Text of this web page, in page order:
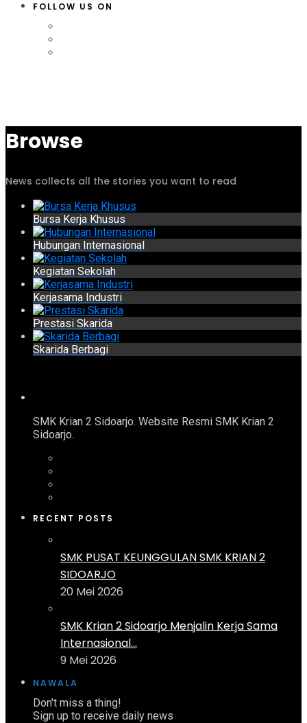
FOLLOW US ON
Browse
News collects all the stories you want to read
Bursa Kerja Khusus
Hubungan Internasional
Kegiatan Sekolah
Kerjasama Industri
Prestasi Skarida
Skarida Berbagi
SMK Krian 2 Sidoarjo. Website Resmi SMK Krian 2
Sidoarjo.
RECENT POSTS
SMK PUSAT KEUNGGULAN SMK KRIAN 2
SIDOARJO
20 Mei 2026
SMK Krian 2 Sidoarjo Menjalin Kerja Sama
Internasional...
9 Mei 2026
NAWALA
Don't miss a thing!
Sign up to receive daily news